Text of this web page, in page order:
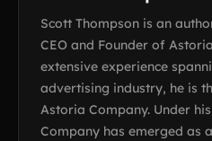
Scott Thompson is an
CEO and Founder of
extensive experience
advertising industry, he is
Astoria Company. Under
Company has emerged as